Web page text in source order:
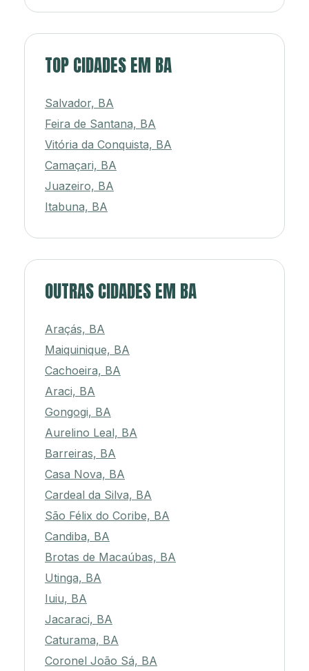
TOP CIDADES EM BA
Salvador, BA
Feira de Santana, BA
Vitória da Conquista, BA
Camaçari, BA
Juazeiro, BA
Itabuna, BA
OUTRAS CIDADES EM BA
Araçás, BA
Maiquinique, BA
Cachoeira, BA
Araci, BA
Gongogi, BA
Aurelino Leal, BA
Barreiras, BA
Casa Nova, BA
Cardeal da Silva, BA
São Félix do Coribe, BA
Candiba, BA
Brotas de Macaúbas, BA
Utinga, BA
Iuiu, BA
Jacaraci, BA
Caturama, BA
Coronel João Sá, BA